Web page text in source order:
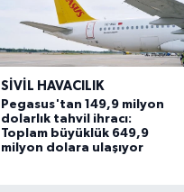
SIVIL HAVACILIK
Pegasus'tan 149,9 milyon
dolarlık tahvil ihracı:
Toplam büyüklük 649,9
milyon dolara ulaşıyor